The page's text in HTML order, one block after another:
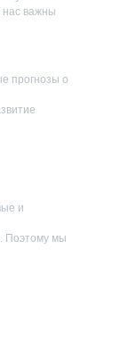
нас важны
прогнозы о
и
Поэтому мы